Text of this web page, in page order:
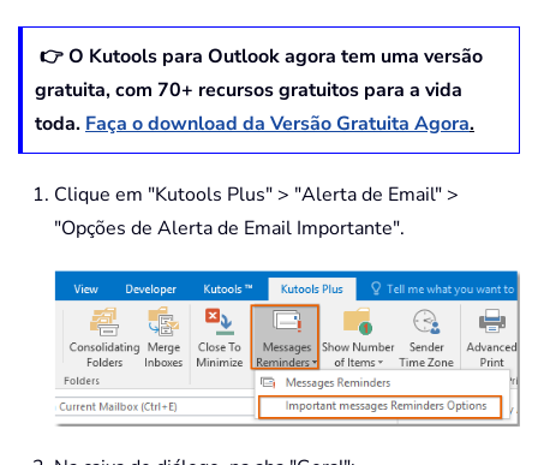
👉 O Kutools para Outlook agora tem uma versão
gratuita, com 70+ recursos gratuitos para a vida
toda. Faça o download da Versão Gratuita Agora.
Clique em "Kutools Plus" > "Alerta de Email" >
"Opções de Alerta de Email Importante".